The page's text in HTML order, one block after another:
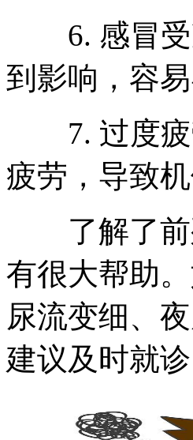
6. 感冒受
到影响，容
7. 过度疲
疲劳，导致
了解了前
有很大帮助
尿流变细、
建议及时就诊